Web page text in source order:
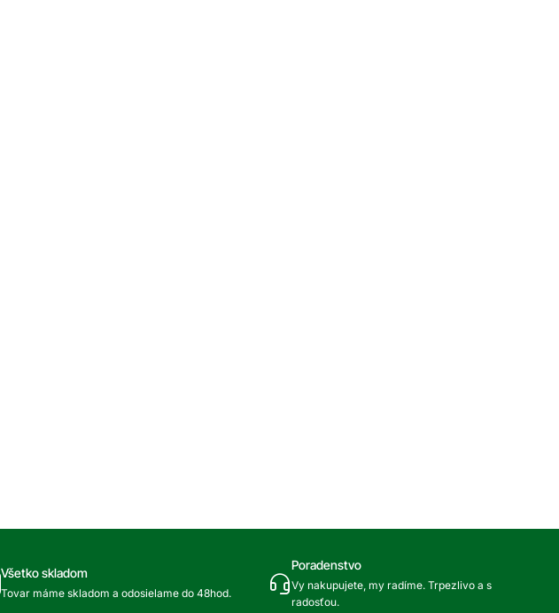
Všetko skladom
Tovar máme skladom a odosielame do 48hod.
Poradenstvo
Vy nakupujete, my radíme. Trpezlivo a s
radosťou.